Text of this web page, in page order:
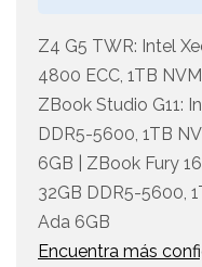
Z4 G5 TWR: Intel
4800 ECC, 1TB
ZBook Studio G11:
DDR5-5600, 1TB
6GB | ZBook Fury
32GB DDR5-5600,
Ada 6GB
Encuentra más